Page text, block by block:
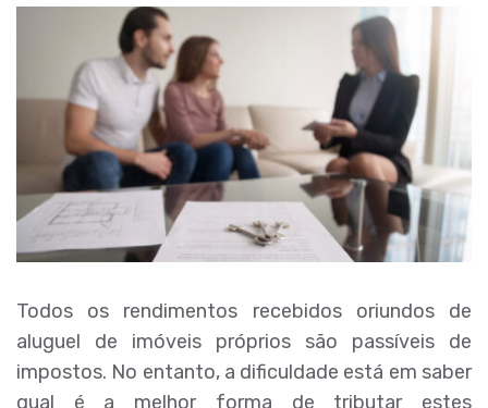
Todos os rendimentos recebidos oriundos de
aluguel de imóveis próprios são passíveis de
impostos. No entanto, a dificuldade está em saber
qual é a melhor forma de tributar estes